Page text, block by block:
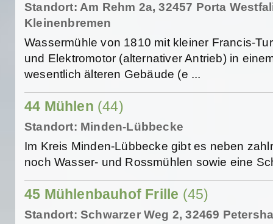
Standort: Am Rehm 2a, 32457 Porta
Kleinenbremen
Wassermühle von 1810 mit kleiner Francis-
und Elektromotor (alternativer Antrieb) in
wesentlich älteren Gebäude (e ...
44 Mühlen (44)
Standort: Minden-Lübbecke
Im Kreis Minden-Lübbecke gibt es neben
noch Wasser- und Rossmühlen sowie eine
45 Mühlenbauhof Frille (45)
Standort: Schwarzer Weg 2, 32469